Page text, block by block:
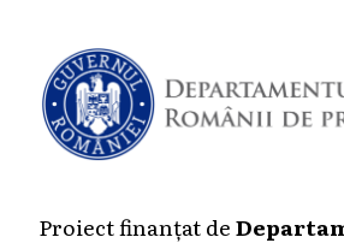
Proiect finanțat de